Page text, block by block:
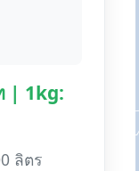
| 1kg:
ลิตร